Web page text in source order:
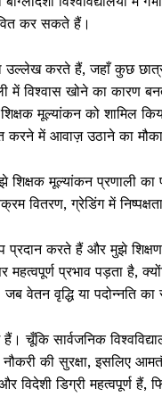
कर सकते हैं।
उल्लेख करते हैं, जहाँ कुछ
में विश्वास खोने का कारण
मूल्यांकन को शामिल
करने में आवाज़ उठाने का मौका
मूल्यांकन प्रणाली
वितरण, ग्रेडिंग में
प्रदान करते हैं और मुझे
महत्वपूर्ण प्रभाव पड़ता है,
वेतन वृद्धि या पदोन्नति
चूँकि सार्वजनिक
की सुरक्षा, इसलिए
विदेशी डिग्री महत्वपूर्ण हैं,